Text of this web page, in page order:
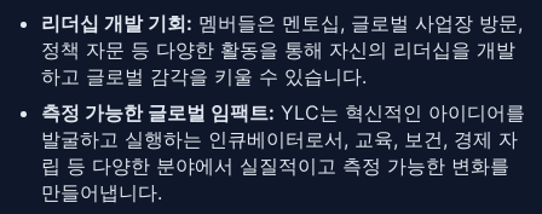
리더십 개발 기회: 멤버들은 멘토십, 글로벌 사업장 방문,
정책 자문 등 다양한 활동을 통해 자신의 리더십을 개발
하고 글로벌 감각을 키울 수 있습니다.
측정 가능한 글로벌 임팩트: YLC는 혁신적인 아이디어를
발굴하고 실행하는 인큐베이터로서, 교육, 보건, 경제 자
립 등 다양한 분야에서 실질적이고 측정 가능한 변화를
만들어냅니다.